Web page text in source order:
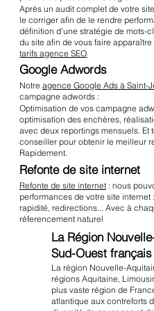
Après un audit complet de votre
le corriger afin de le rendre
définition d'une stratégie de mots-
du site afin de vous faire
tarifs agence SEO
Google Adwords
Notreagence Google Ads à Saint-
campagne adwords :
Optimisation de vos campagne
optimisation des enchères,
avec deux reportings mensuels.
conseiller pour obtenir le meilleur
Rapidement.
Refonte de site internet
Refonte de site internet: nous
performances de votre site
rapidité, redirections... Avec à
réferencement naturel
La Région
Sud-Ouest français
La région Nouvelle-
régions Aquitaine,
plus vaste région de
atlantique aux contreforts